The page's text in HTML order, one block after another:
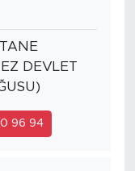
DEVLET
96 94